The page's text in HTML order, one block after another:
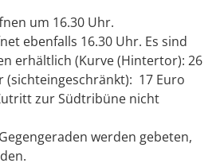
um 16.30 Uhr.
ebenfalls 16.30 Uhr. Es sind
erhältlich (Kurve (Hintertor): 26
17 Euro
zur Südtribüne nicht
werden gebeten,